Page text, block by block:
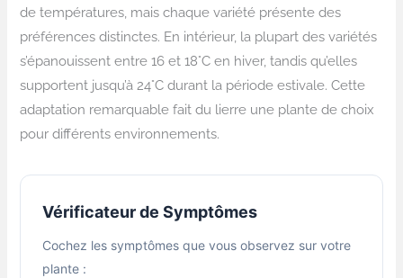
de températures, mais chaque variété présente des
préférences distinctes. En intérieur, la plupart des variétés
s’épanouissent entre 16 et 18°C en hiver, tandis qu’elles
supportent jusqu’à 24°C durant la période estivale. Cette
adaptation remarquable fait du lierre une plante de choix
pour différents environnements.
Vérificateur de Symptômes
Cochez les symptômes que vous observez sur votre
plante :